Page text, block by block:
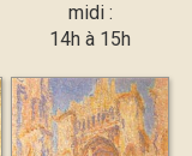
midi :
14h à 15h